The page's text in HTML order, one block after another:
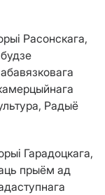
Расонскага,
Радыё
Гарадоцкага,
прыём ад